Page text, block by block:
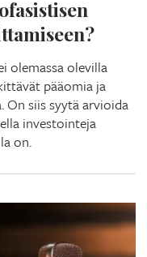
olemassa olevilla
pääomia ja
On siis syytä arvioida
investointeja
on.